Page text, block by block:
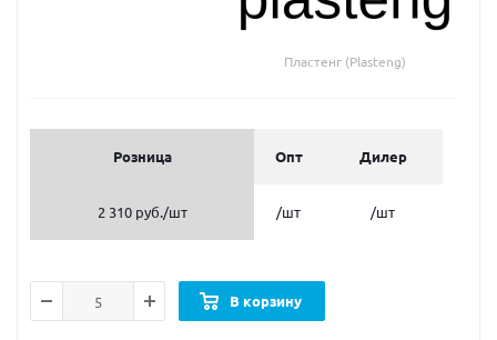
Пластенг (Plasteng)
Розница Опт Дилер
2 310 руб./шт /шт /шт
В корзину